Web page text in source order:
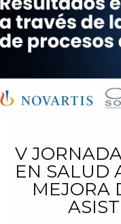
V
EN SALUD
MEJORA